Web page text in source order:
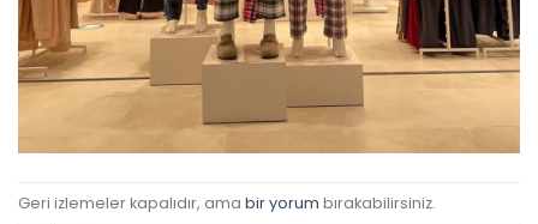
Geri izlemeler kapalıdır, ama bir yorum bırakabilirsiniz.